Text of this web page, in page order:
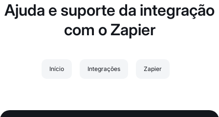
Ajuda e suporte da integração
com o Zapier
Início Integrações Zapier